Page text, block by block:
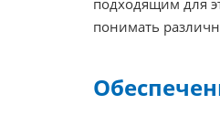
подходящим для
понимать